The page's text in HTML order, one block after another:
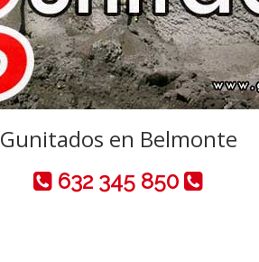
Gunitados en Belmonte
632 345 850